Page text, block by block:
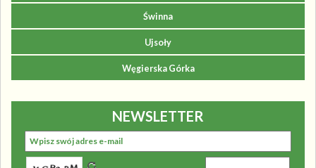
Świnna
Ujsoły
Węgierska Górka
NEWSLETTER